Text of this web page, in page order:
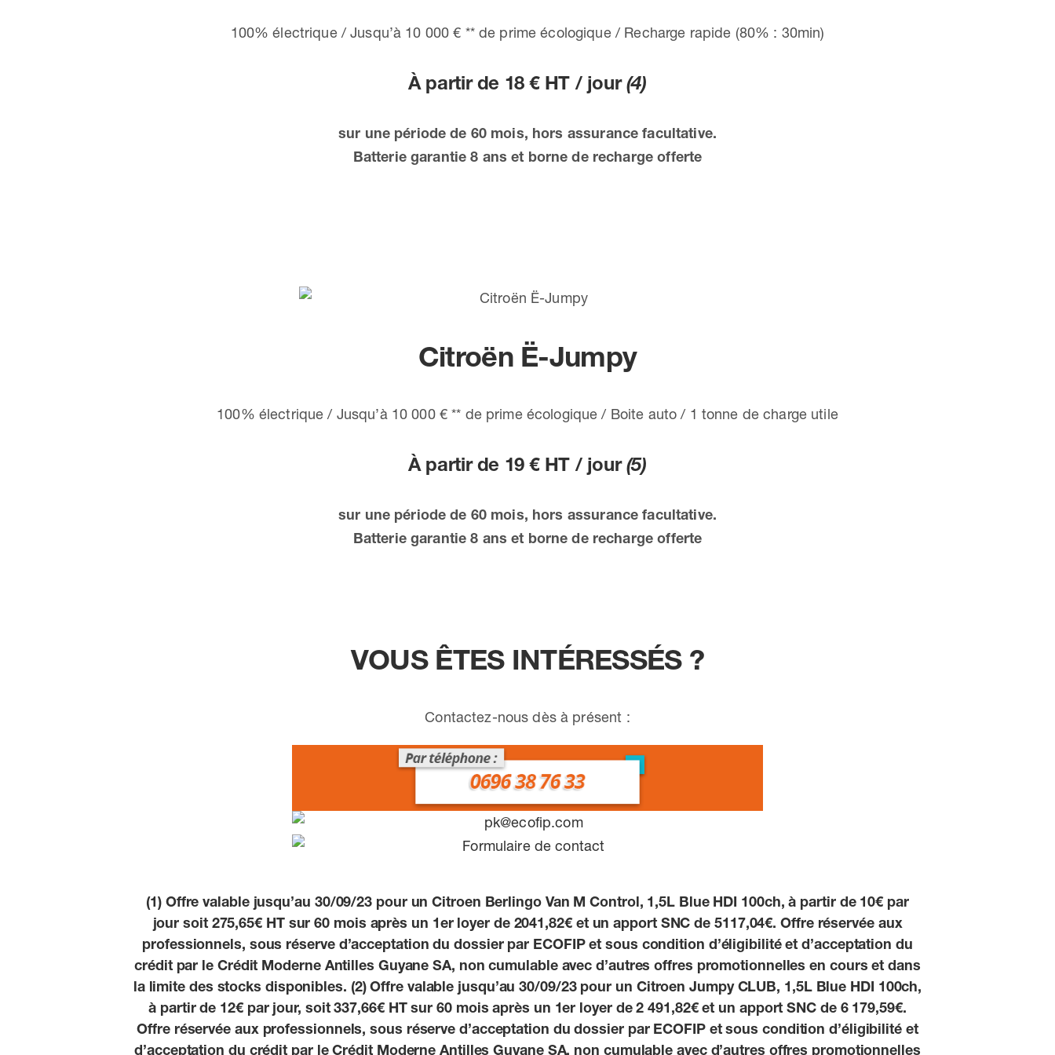
100% électrique / Jusqu’à 10 000 € ** de prime écologique / Recharge rapide (80% : 30min)
À partir de 18 € HT / jour(4)
sur une période de 60 mois, hors assurance facultative.
Batterie garantie 8 ans et borne de recharge offerte
Citroën Ë-Jumpy
100% électrique / Jusqu’à 10 000 € ** de prime écologique / Boite auto / 1 tonne de charge utile
À partir de 19 € HT / jour(5)
sur une période de 60 mois, hors assurance facultative.
Batterie garantie 8 ans et borne de recharge offerte
VOUS ÊTES INTÉRESSÉS ?
Contactez-nous dès à présent :
(1) Offre valable jusqu’au 30/09/23 pour un Citroen Berlingo Van M Control, 1,5L Blue HDI 100ch, à partir de 10€ par
jour soit 275,65€ HT sur 60 mois après un 1er loyer de 2041,82€ et un apport SNC de 5117,04€. Offre réservée aux
professionnels, sous réserve d’acceptation du dossier par ECOFIP et sous condition d’éligibilité et d’acceptation du
crédit par le Crédit Moderne Antilles Guyane SA, non cumulable avec d’autres offres promotionnelles en cours et dans
la limite des stocks disponibles. (2) Offre valable jusqu’au 30/09/23 pour un Citroen Jumpy CLUB, 1,5L Blue HDI 100ch,
à partir de 12€ par jour, soit 337,66€ HT sur 60 mois après un 1er loyer de 2 491,82€ et un apport SNC de 6 179,59€.
Offre réservée aux professionnels, sous réserve d’acceptation du dossier par ECOFIP et sous condition d’éligibilité et
d’acceptation du crédit par le Crédit Moderne Antilles Guyane SA, non cumulable avec d’autres offres promotionnelles